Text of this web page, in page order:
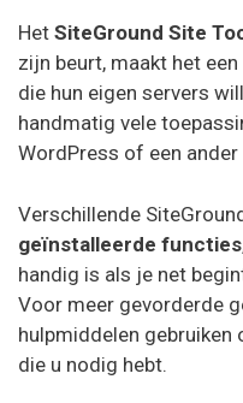
Het SiteGround Site
zijn beurt, maakt het
die hun eigen servers
handmatig vele
WordPress of een ander
Verschillende
geïnstalleerde functies
handig is als je net
Voor meer gevorderde
hulpmiddelen
die u nodig hebt.